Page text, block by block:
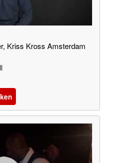
Kriss Kross Amsterdam